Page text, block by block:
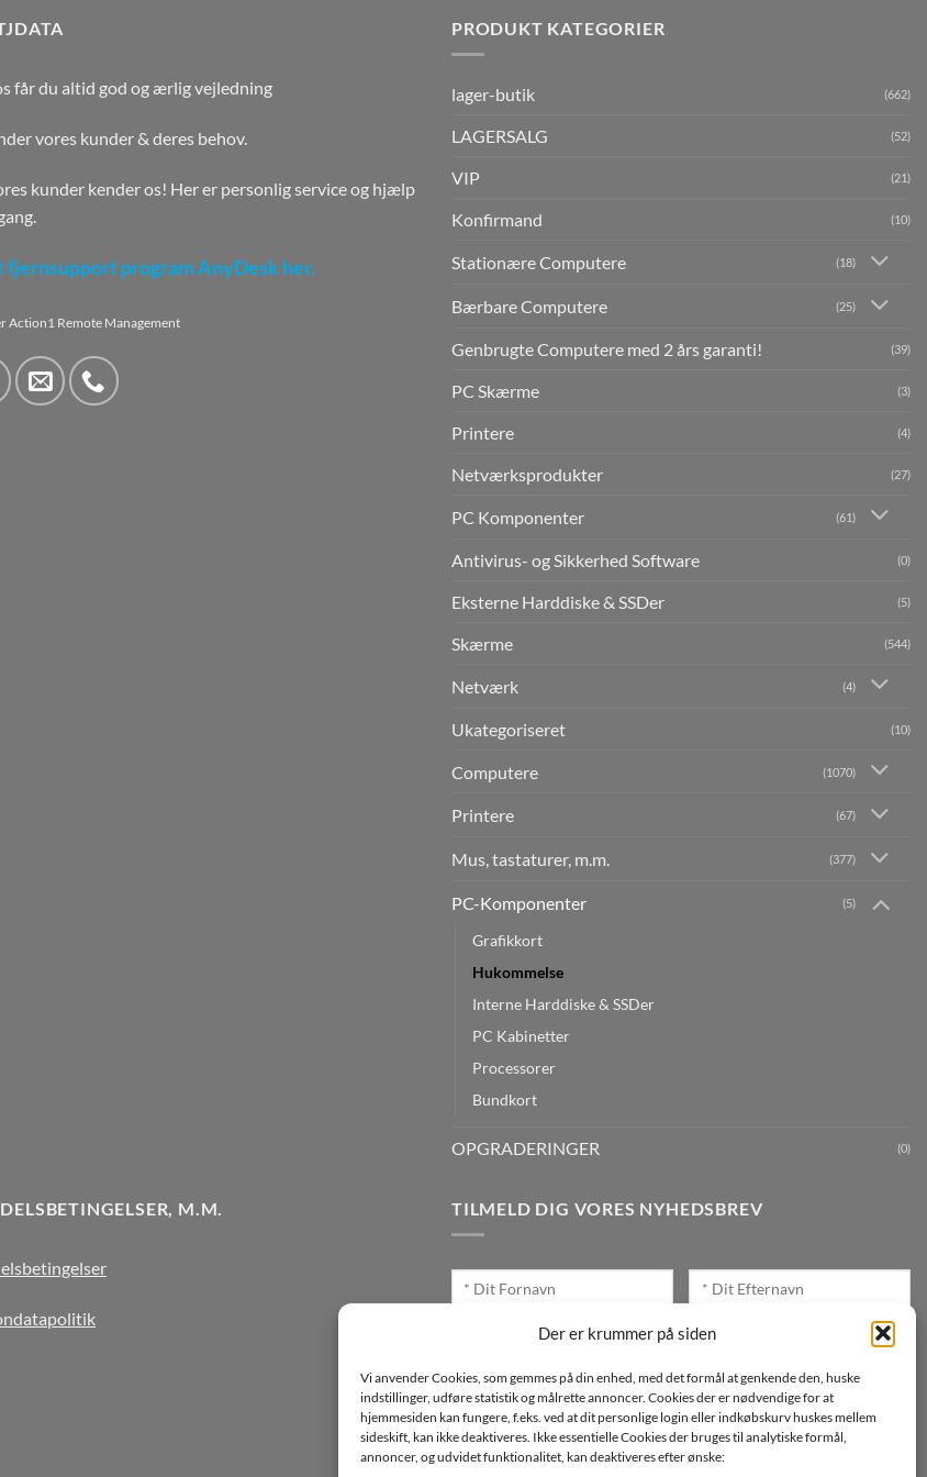
Der er krummer på siden
Vi anvender Cookies, som gemmes på din enhed, med det formål at genkende den, huske
indstillinger, udføre statistik og målrette annoncer. Cookies der er nødvendige for at
hjemmesiden kan fungere, f.eks. ved at dit personlige login eller indkøbskurv huskes mellem
sideskift, kan ikke deaktiveres. Ikke essentielle Cookies der bruges til analytiske formål,
annoncer, og udvidet funktionalitet, kan deaktiveres efter ønske:
får du altid god og ærlig vejledning
vores kunder & deres behov.
kunder kender os! Her er personlig service og hjælp
fjernsupport program AnyDesk her.
Action1 Remote Management
PRODUKT KATEGORIER
lager-butik (662)
LAGERSALG (52)
VIP (21)
Konfirmand (10)
Stationære Computere (18)
Bærbare Computere (25)
Genbrugte Computere med 2 års garanti! (39)
PC Skærme (3)
Printere (4)
Netværksprodukter (27)
PC Komponenter (61)
Antivirus- og Sikkerhed Software (0)
Eksterne Harddiske & SSDer (5)
Skærme (544)
Netværk (4)
Ukategoriseret (10)
Computere (1070)
Printere (67)
Mus, tastaturer, m.m. (377)
PC-Komponenter (5)
Grafikkort
Hukommelse
Interne Harddiske & SSDer
PC Kabinetter
Processorer
Bundkort
OPGRADERINGER (0)
M.M. TILMELD DIG VORES NYHEDSBREV
Jeg ønsker at modtage mails fra TJdata!
Læs vores Persondatapolitik